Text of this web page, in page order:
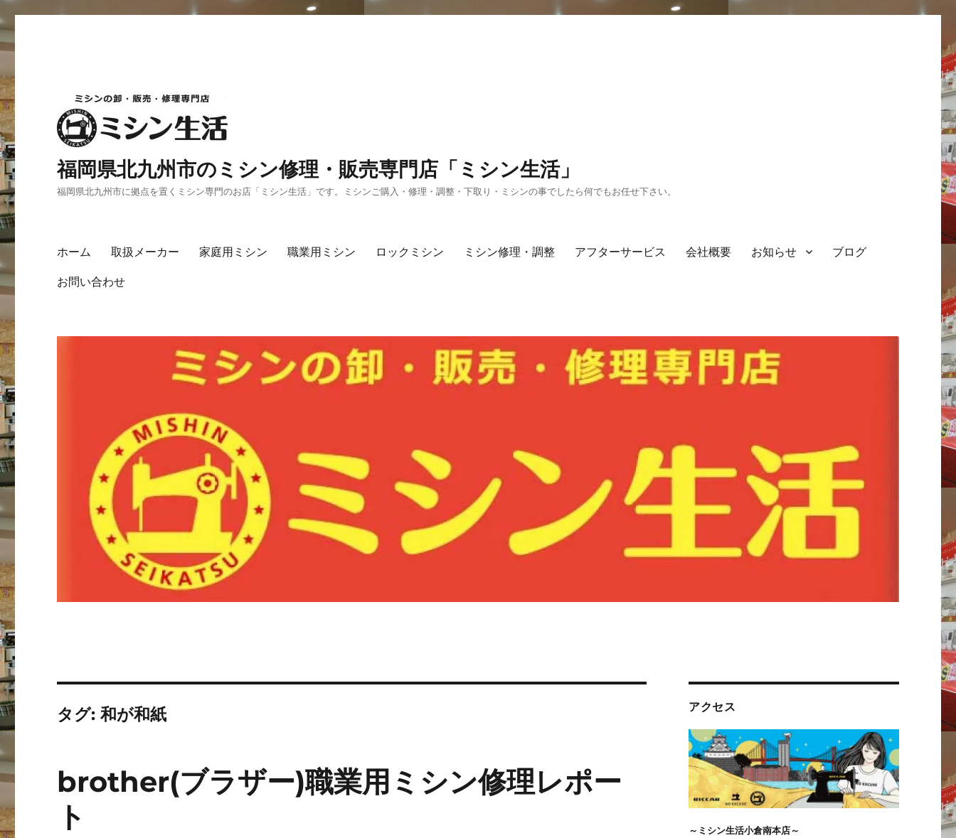
福岡県北九州市のミシン修理・販売専門店「ミシン生活」
福岡県北九州市に拠点を置くミシン専門のお店「ミシン生活」です。ミシンご購入・修理・調整・下取り・ミシンの事でしたら何でもお任せ下さい。
ホーム 取扱メーカー 家庭用ミシン 職業用ミシン ロックミシン ミシン修理・調整 アフターサービス 会社概要 お知らせ ブログ
お問い合わせ
タグ:和が和紙
brother(ブラザー)職業用ミシン修理レポー
ト
アクセス
～ミシン生活小倉南本店～